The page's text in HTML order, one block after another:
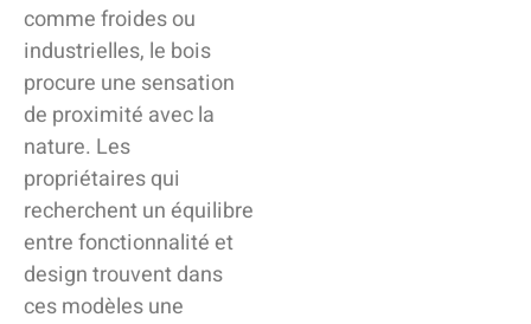
comme froides ou
industrielles, le bois
procure une sensation
de proximité avec la
nature. Les
propriétaires qui
recherchent un équilibre
entre fonctionnalité et
design trouvent dans
ces modèles une